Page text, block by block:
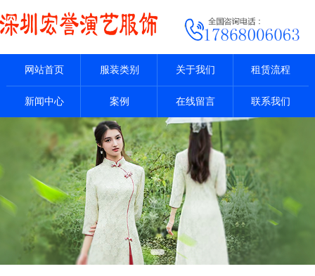
网站首页 服装类别 关于我们 租赁流程
新闻中心 案例 在线留言 联系我们